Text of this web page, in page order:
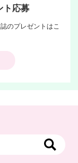
ト応募
のプレゼントはこ